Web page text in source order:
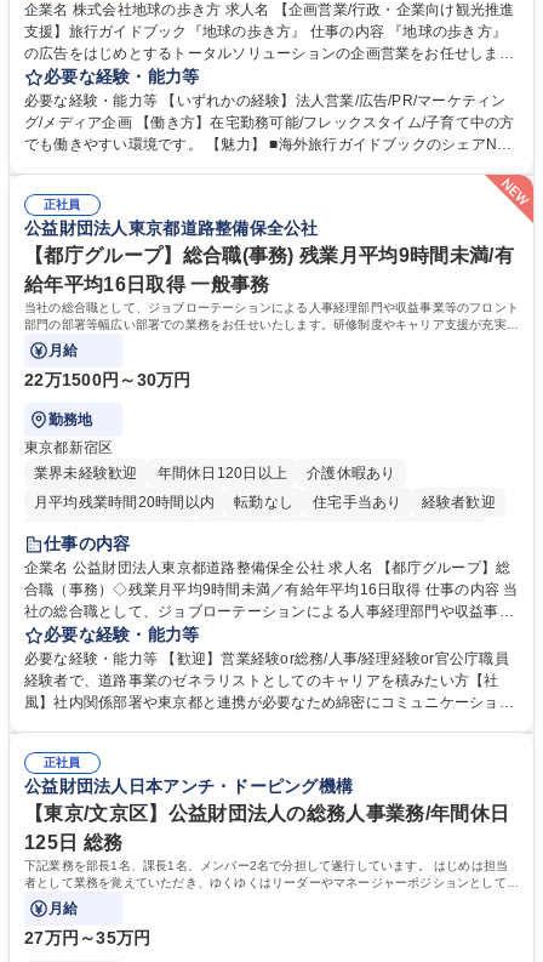
企業名 株式会社地球の歩き方 求人名 【企画営業/行政・企業向け観光推進
支援】旅行ガイドブック『地球の歩き方』 仕事の内容 『地球の歩き方』
の広告をはじめとするトータルソリューションの企画営業をお任せしま
す。クライアントは、観光（海外旅行、国内旅行、インバウンド）で地域
や事業を推進したい国内外の行政や企業です。 【業務詳細】■『地球の歩
き方』は海外旅行ガイドブックのNo.1ブランドであり、国内旅行において
も牽引しております。観光推進支援においても、業界を牽引する意欲的な
国策事業です。「GOOD LUCK TRIP」は、海外旅行ガイドブックと同様
に、インバウンドのトップブランドに成長しております■旅が業務であ
り、日常です。旅好きにはこれ以上ない環境です 募集職種 【企画営業/行
政・企業向け観光推進支援】旅行ガイドブック『地球の歩き方』
必要な経験・能力等
必要な経験・能力等 【いずれかの経験】法人営業/広告/PR/マーケティン
グ/メディア企画 【働き方】在宅勤務可能/フレックスタイム/子育て中の方
でも働きやすい環境です。 【魅力】 ■海外旅行ガイドブックのシェアNo.1
ることが可能です。 ■国内旅行ガイドブックは立ち上げ間もない新規事業
であり、「地球の歩き方」としてどう取り組むか、共に形を作るコアメン
バーとして活躍いただきます。 学歴・資格 学歴：大学院 大学 語学力： 資
格：
正社員
公益財団法人東京都道路整備保全公社
【都庁グループ】総合職(事務) 残業月平均9時間未満/有
給年平均16日取得 一般事務
当社の総合職として、ジョブローテーションによる人事経理部門や収益事業等のフロント
部門の部署等幅広い部署での業務をお任せいたします。研修制度やキャリア支援が充実し
ております！ ※下記業務詳細
月給
22万1500円～30万円
勤務地
東京都新宿区
業界未経験歓迎
年間休日120日以上
介護休暇あり
月平均残業時間20時間以内
転勤なし 住宅手当あり
経験者歓迎
研修あり
退職金あり
駅近5分以内
資格取得手当あり 食事補助あり
仕事の内容
企業名 公益財団法人東京都道路整備保全公社 求人名 【都庁グループ】総
合職（事務）◇残業月平均9時間未満／有給年平均16日取得 仕事の内容 当
社の総合職として、ジョブローテーションによる人事経理部門や収益事業
等のフロント部門の部署等幅広い部署での業務をお任せいたします。研修
制度やキャリア支援が充実しております！ ※下記業務詳細 【業務詳細】■
管理部門：広報、人事、経理など当公社の運営に係る管理業務 ■収益部
門：駐車場の新規開拓、管理運営、新宿駅西口広場の「イベントコーナ
道路施設や道路工事現場の見学ツアー事業 ※入社後は上記いずれかの部門
へ配属。※業務内容変更の範囲：会社の定める業務 募集職種 【都庁グル
ープ】総合職（事務）◇残業月平均9時間未満／有給年平均16日取得
必要な経験・能力等
必要な経験・能力等 【歓迎】営業経験or総務/人事/経理経験or官公庁職員
経験者で、道路事業のゼネラリストとしてのキャリアを積みたい方【社
風】社内関係部署や東京都と連携が必要なため綿密にコミュニケーション
部門など多岐に渡る業務を経験できます。 ■様々なプロジェクト：駐車場
事業の他、新宿駅西口広場内に設置された照明を兼ねた広告「ブライトサ
イン」の管理運営を行うなど、事業収益を生み出す活動を積極的に行って
います。 学歴・資格 学歴：大学院 大学 高専 短大 専修学校 高校 語学力：
資格：
正社員
公益財団法人日本アンチ・ドーピング機構
【東京/文京区】公益財団法人の総務人事業務/年間休日
125日 総務
下記業務を部長1名、課長1名、メンバー2名で分担して遂行しています。 はじめは担当
者として業務を覚えていただき、ゆくゆくはリーダーやマネージャーポジションとして活
躍いただくことを期待しています。
月給
27万円～35万円